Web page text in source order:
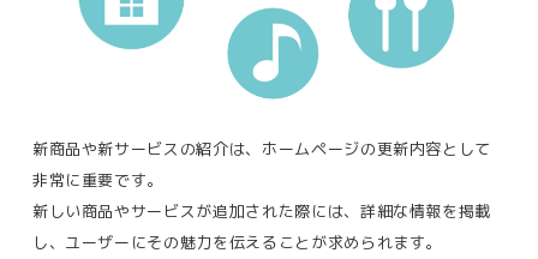
新商品や新サービスの紹介は、ホームページの更新内容として
非常に重要です。
新しい商品やサービスが追加された際には、詳細な情報を掲載
し、ユーザーにその魅力を伝えることが求められます。